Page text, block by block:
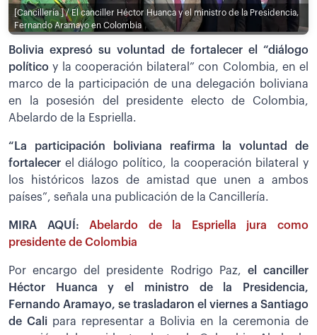
[Cancillería ] / El canciller Héctor Huanca y el ministro de la Presidencia,
Fernando Aramayo en Colombia
Bolivia expresó su voluntad de fortalecer el “diálogo
políticoy la cooperación bilateral” con Colombia, en el
marco de la participación de una delegación boliviana
en la posesión del presidente electo de Colombia,
Abelardo de la Espriella.
“La participación boliviana reafirma la voluntad de
fortalecer el diálogo político, la cooperación bilateral y
los históricos lazos de amistad que unen a ambos
países”, señala una publicación de la Cancillería.
MIRA AQUÍ:Abelardo de la Espriella jura como
presidente de Colombia
Por encargo del presidente Rodrigo Paz, el canciller
Héctor Huanca y el ministro de la Presidencia,
Fernando Aramayo, se trasladaron el viernes a Santiago
de Cali para representar a Bolivia en la ceremonia de